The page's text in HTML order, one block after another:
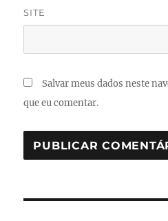
SITE
Salvar meus dados neste
que eu comentar.